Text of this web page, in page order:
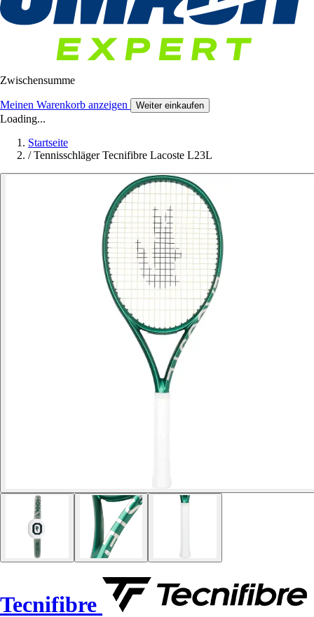
Zwischensumme
Meinen Warenkorb anzeigen Weiter einkaufen
Loading...
Startseite
/ Tennisschläger Tecnifibre Lacoste L23L
Tecnifibre